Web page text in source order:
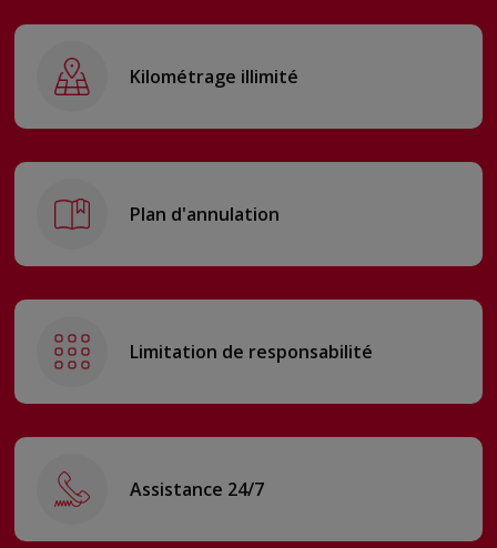
Kilométrage illimité
Plan d'annulation
Limitation de responsabilité
Assistance 24/7